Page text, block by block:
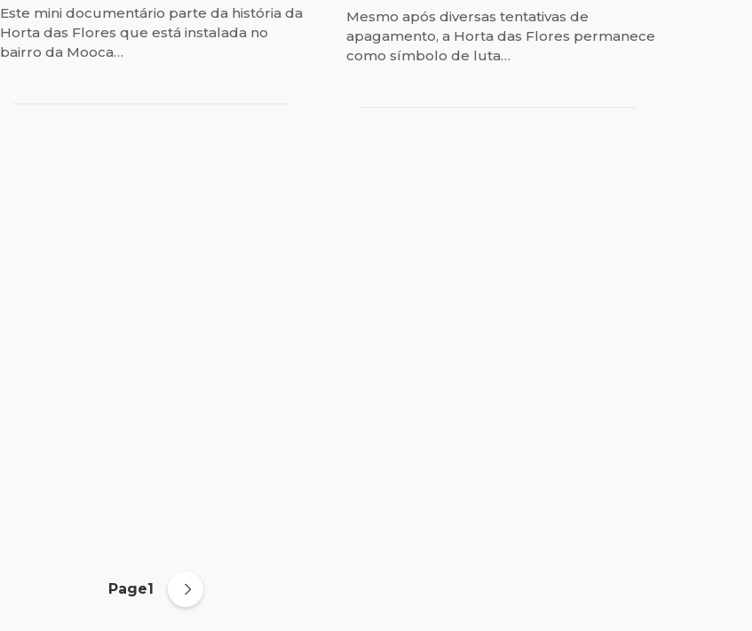
Este mini documentário parte da história da
Horta das Flores que está instalada no
bairro da Mooca…
Mesmo após diversas tentativas de
apagamento, a Horta das Flores permanece
como símbolo de luta…
Page1